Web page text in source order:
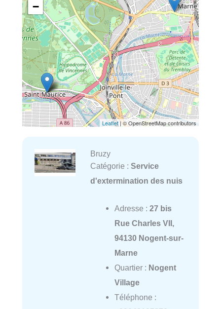
−
Leaflet| © OpenStreetMap contributors
Bruzy
Catégorie : Service
d'extermination des nuis
Adresse : 27 bis
Rue Charles VII,
94130 Nogent-sur-
Marne
Quartier : Nogent
Village
Téléphone :